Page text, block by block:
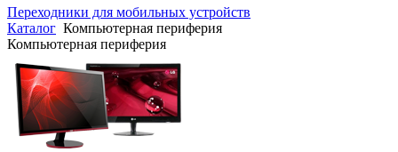
Переходники для мобильных устройств
Каталог Компьютерная периферия
Компьютерная периферия